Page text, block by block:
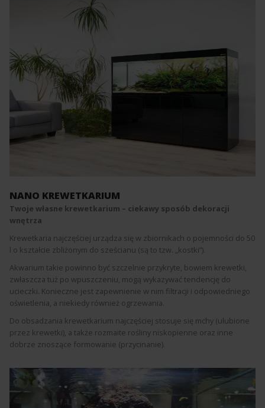
NANO KREWETKARIUM
Twoje własne krewetkarium – ciekawy sposób dekoracji
wnętrza
Krewetkaria najczęściej urządza się w zbiornikach o pojemności do 50
l o kształcie zbliżonym do sześcianu (są to tzw. „kostki”).
Akwarium takie powinno być szczelnie przykryte, bowiem krewetki,
zwłaszcza tuż po wpuszczeniu, mogą wykazywać tendencję do
ucieczki. Konieczne jest zapewnienie w nim filtracji i odpowiedniego
oświetlenia, a niekiedy również ogrzewania.
Do obsadzania krewetkarium najczęściej stosuje się mchy (ulubione
przez krewetki), a także rozmaite rośliny niskopienne oraz inne
dobrze znoszące formowanie (przycinanie).